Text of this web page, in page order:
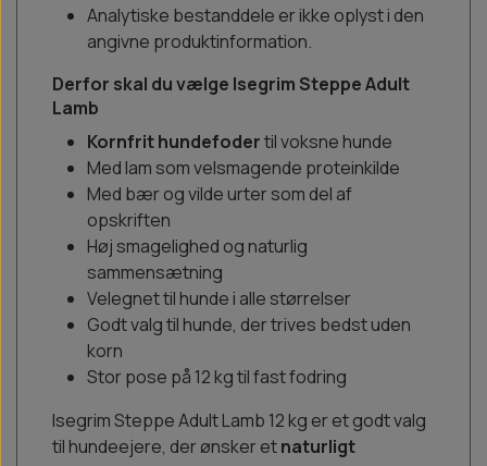
Analytiske bestanddele er ikke oplyst i den
angivne produktinformation.
Derfor skal du vælge Isegrim Steppe Adult
Lamb
Kornfrit hundefodertil voksne hunde
Med lam som velsmagende proteinkilde
Med bær og vilde urter som del af
opskriften
Høj smagelighed og naturlig
sammensætning
Velegnet til hunde i alle størrelser
Godt valg til hunde, der trives bedst uden
korn
Stor pose på 12 kg til fast fodring
Isegrim Steppe Adult Lamb 12 kg er et godt valg
til hundeejere, der ønsker etnaturligt